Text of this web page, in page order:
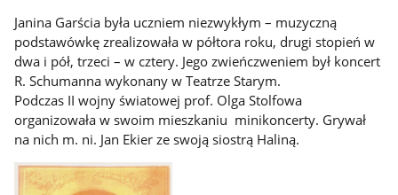
Janina Garścia była uczniem niezwykłym – muzyczną
podstawówkę zrealizowała w półtora roku, drugi stopień w
dwa i pół, trzeci – w cztery. Jego zwieńczweniem był koncert
R. Schumanna wykonany w Teatrze Starym.
Podczas II wojny światowej prof. Olga Stolfowa
organizowała w swoim mieszkaniu minikoncerty. Grywał
na nich m. ni. Jan Ekier ze swoją siostrą Haliną.